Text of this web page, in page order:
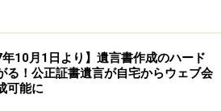
互扶助もあって、単に
有利になることは難しいといえま
年10月1日より】遺言書作成のハード
る！公正証書遺言が自宅からウェブ会
可能に